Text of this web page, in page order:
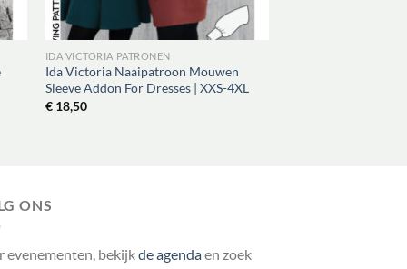
IDA VICTORIA PATRONEN
Ida Victoria Naaipatroon Mouwen
Sleeve Addon For Dresses | XXS-4XL
€18,50
ONS
evenementen, bekijkde agendaen zoek